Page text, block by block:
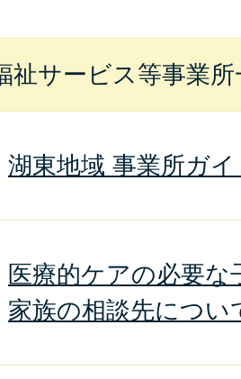
祉サービス等事業所
湖東地域 事業所ガ
医療的ケアの必要
家族の相談先につい